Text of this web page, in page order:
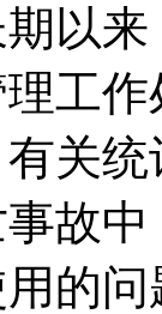
以
工
关
故
的